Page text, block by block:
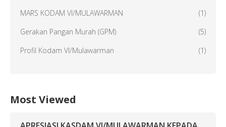
MARS KODAM VI/MULAWARMAN
(1)
Gerakan Pangan Murah (GPM)
(5)
Profil Kodam VI/Mulawarman
(1)
Most Viewed